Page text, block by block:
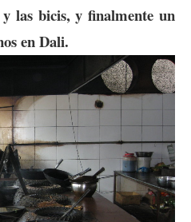
las bicis, y finalmente un
en Dali.